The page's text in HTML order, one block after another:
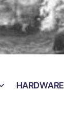
HARDWARE